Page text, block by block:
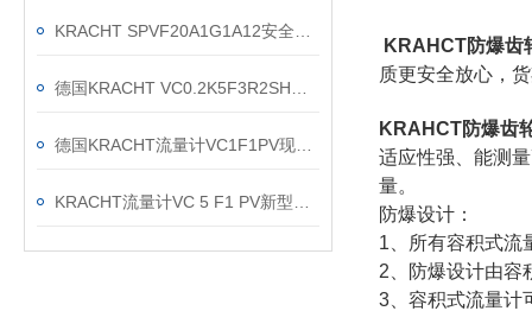
KRAHCT防爆齿
质更安全放心，
KRAHCT防爆齿
适应性强、能测
量。
防爆设计：
1、所有容积式流
2、防爆设计由容
3、容积式流量计